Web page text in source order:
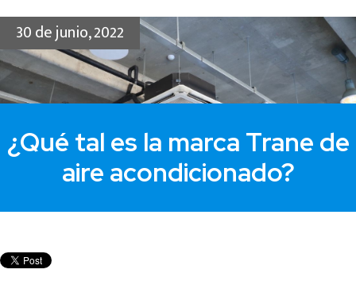
30 de junio, 2022
¿Qué tal es la marca Trane de
aire acondicionado?